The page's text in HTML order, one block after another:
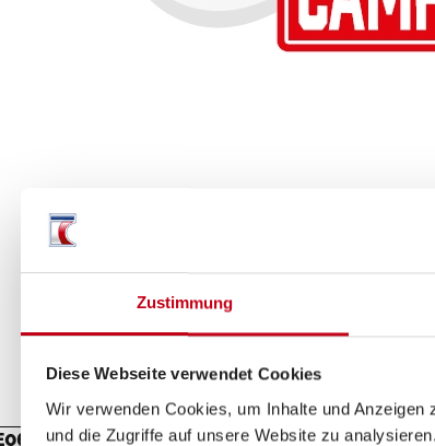
Zustimmung
Diese Webseite verwendet Cookies
Wir verwenden Cookies, um Inhalte und
und die Zugriffe auf unsere Website zu